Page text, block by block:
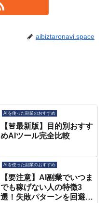
aibiztaronavi.space
AIを使った副業のおすすめ
【🚨最新版】目的別おすす
めAIツール完全比較
AIを使った副業のおすすめ
【要注意】AI副業でいつま
でも稼げない人の特徴3
選！失敗パターンを回避し